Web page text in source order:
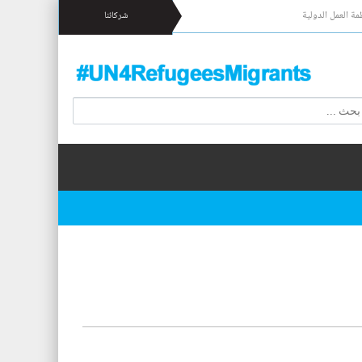
العمل الدولية شركائنا